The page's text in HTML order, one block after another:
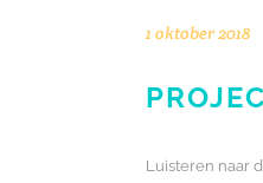
1 oktober 2018
Luisteren naar